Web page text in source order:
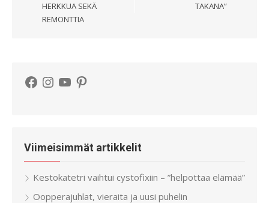
HERKKUA SEKÄ
REMONTTIA
TAKANA”
Facebook
Instagram
YouTubePinterest
Viimeisimmät artikkelit
Kestokatetri vaihtui cystofixiin – ”helpottaa elämää”
Oopperajuhlat, vieraita ja uusi puhelin